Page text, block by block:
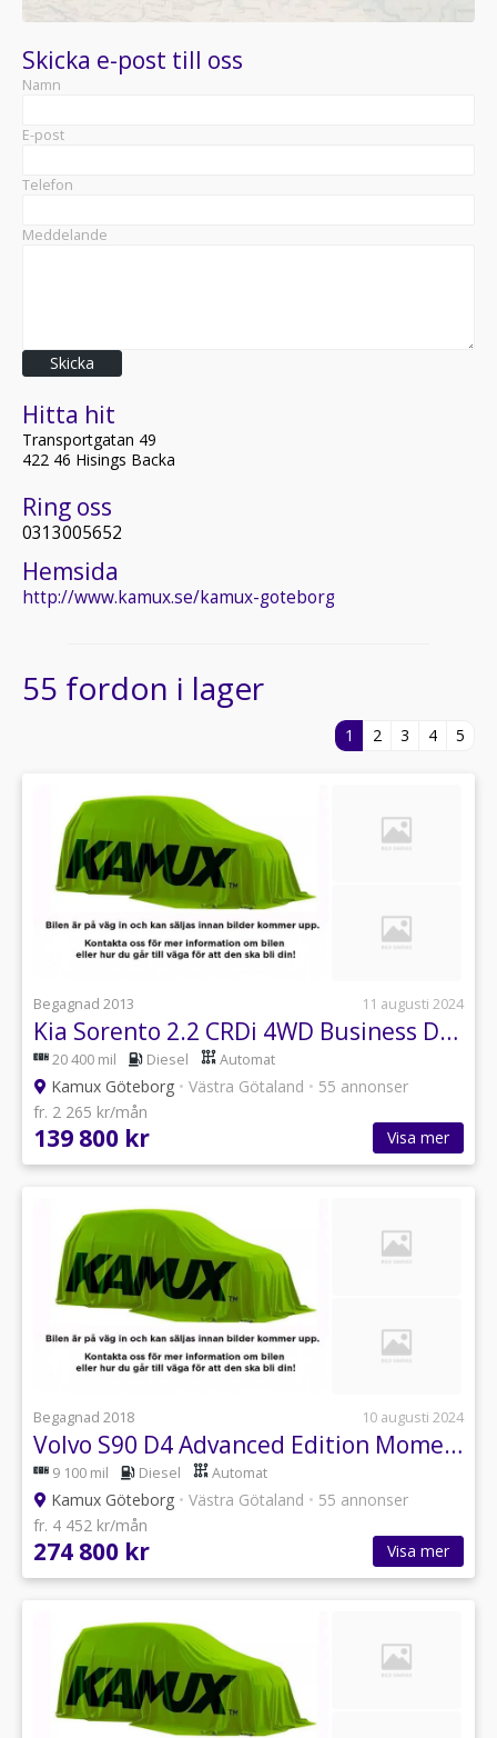
Skicka e-post till oss
Namn
E-post
Telefon
Meddelande
Skicka
Hitta hit
Transportgatan 49
422 46 Hisings Backa
Ring oss
0313005652
Hemsida
http://www.kamux.se/kamux-goteborg
55 fordon i lager
1 2 3 4 5
Begagnad 2013 11 augusti 2024
Kia Sorento 2.2 CRDi 4WD Business Drag 197hk
20 400 mil Diesel Automat
Kamux Göteborg • Västra Götaland • 55 annonser
fr. 2 265 kr/mån
139 800 kr Visa mer
Begagnad 2018 10 augusti 2024
Volvo S90 D4 Advanced Edition Momentum
9 100 mil Diesel Automat
Kamux Göteborg • Västra Götaland • 55 annonser
fr. 4 452 kr/mån
274 800 kr Visa mer